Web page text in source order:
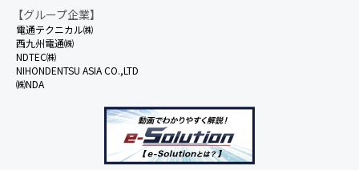
【グループ企業】
電通テクニカル㈱
西九州電通㈱
NDTEC㈱
NIHONDENTSU ASIA CO.,LTD
㈱NDA